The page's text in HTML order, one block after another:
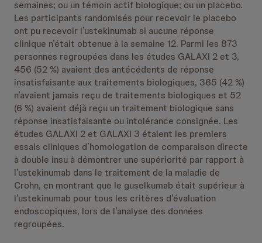
semaines; ou un témoin actif biologique; ou un placebo.
Les participants randomisés pour recevoir le placebo
ont pu recevoir l’ustekinumab si aucune réponse
clinique n’était obtenue à la semaine 12. Parmi les 873
personnes regroupées dans les études GALAXI 2 et 3,
456 (52 %) avaient des antécédents de réponse
insatisfaisante aux traitements biologiques, 365 (42 %)
n’avaient jamais reçu de traitements biologiques et 52
(6 %) avaient déjà reçu un traitement biologique sans
réponse insatisfaisante ou intolérance consignée. Les
études GALAXI 2 et GALAXI 3 étaient les premiers
essais cliniques d’homologation de comparaison directe
à double insu à démontrer une supériorité par rapport à
l’ustekinumab dans le traitement de la maladie de
Crohn, en montrant que le guselkumab était supérieur à
l’ustekinumab pour tous les critères d’évaluation
endoscopiques, lors de l’analyse des données
regroupées.